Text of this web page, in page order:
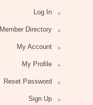
Log In
Member Directory
My Account
My Profile
Reset Password
Sign Up